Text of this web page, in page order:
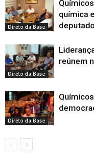
Direto da Base
química
Direto da Base
reúnem
Direto da Base